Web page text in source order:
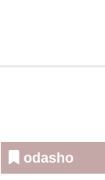
odasho